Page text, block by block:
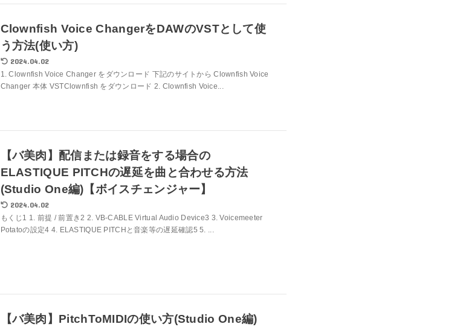
Clownfish Voice ChangerをDAWのVSTとして使
う方法(使い方)
2024.04.02
1. Clownfish Voice Changer をダウンロード 下記のサイトから Clownfish Voice
Changer 本体 VSTClownfish をダウンロード 2. Clownfish Voice...
【バ美肉】配信または録音をする場合の
ELASTIQUE PITCHの遅延を曲と合わせる方法
(Studio One編)【ボイスチェンジャー】
2024.04.02
もくじ1 1. 前提 / 前置き2 2. VB-CABLE Virtual Audio Device3 3. Voicemeeter
Potatoの設定4 4. ELASTIQUE PITCHと音楽等の遅延確認5 5. ...
【バ美肉】PitchToMIDIの使い方(Studio One編)